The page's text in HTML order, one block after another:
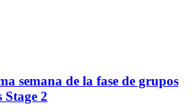
semana de la fase de grupos
Stage 2